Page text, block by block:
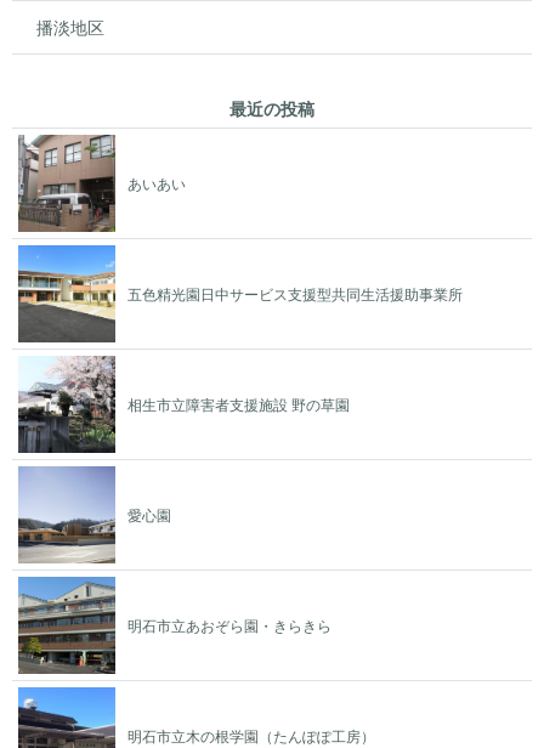
播淡地区
最近の投稿
あいあい
五色精光園日中サービス支援型共同生活援助事業所
相生市立障害者支援施設 野の草園
愛心園
明石市立あおぞら園・きらきら
明石市立木の根学園（たんぽぽ工房）